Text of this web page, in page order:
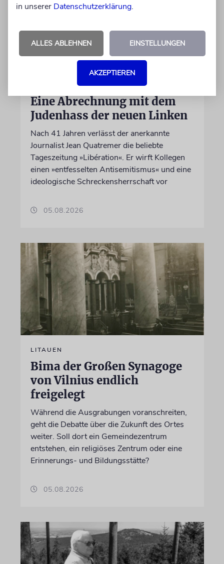
FRANKREICH
Eine Abrechnung mit dem
Judenhass der neuen Linken
Nach 41 Jahren verlässt der anerkannte
Journalist Jean Quatremer die beliebte
Tageszeitung »Libération«. Er wirft Kollegen
einen »entfesselten Antisemitismus« und eine
ideologische Schreckensherrschaft vor
05.08.2026
LITAUEN
Bima der Großen Synagoge
von Vilnius endlich
freigelegt
Während die Ausgrabungen voranschreiten,
geht die Debatte über die Zukunft des Ortes
weiter. Soll dort ein Gemeindezentrum
entstehen, ein religiöses Zentrum oder eine
Erinnerungs- und Bildungsstätte?
05.08.2026
in unserer Datenschutzerklärung.
ALLES ABLEHNEN EINSTELLUNGEN
AKZEPTIEREN